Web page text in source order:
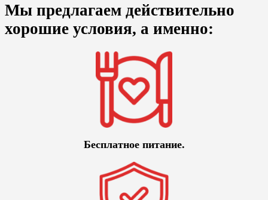
Мы предлагаем действительно
хорошие условия, а именно:
Бесплатное питание.